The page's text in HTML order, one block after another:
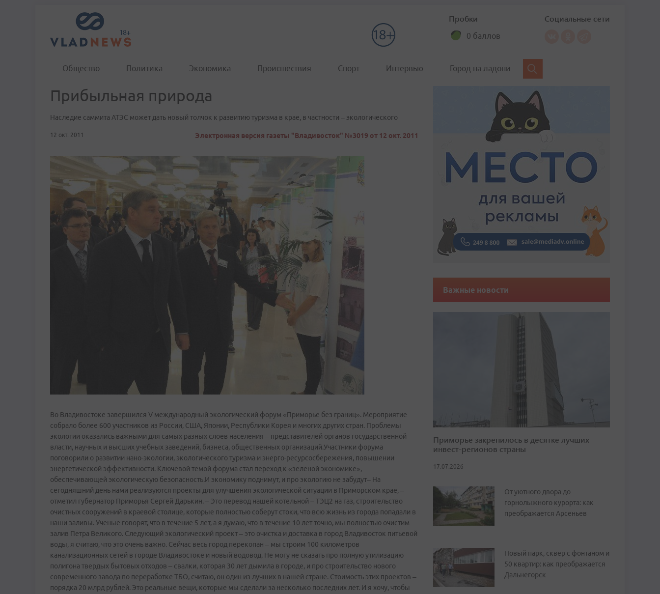
Пробки
0 баллов
Социальные сети
Общество Политика Экономика Происшествия Спорт Интервью Город на ладони
Прибыльная природа
Наследие саммита АТЭС может дать новый толчок к развитию туризма в крае, в частности – экологического
12 окт. 2011 Электронная версия газеты "Владивосток" №3019 от 12 окт. 2011
Во Владивостоке завершился V международный экологический форум «Приморье без границ». Мероприятие
собрало более 600 участников из России, США, Японии, Республики Корея и многих других стран. Проблемы
экологии оказались важными для самых разных слоев населения – представителей органов государственной
власти, научных и высших учебных заведений, бизнеса, общественных организаций.Участники форума
поговорили о развитии нано-экологии, экологического туризма и энерго-ресурсосбережения, повышении
энергетической эффективности. Ключевой темой форума стал переход к «зеленой экономике»,
обеспечивающей экологическую безопасность.И экономику поднимут, и про экологию не забудут– На
сегодняшний день нами реализуются проекты для улучшения экологической ситуации в Приморском крае, –
отметил губернатор Приморья Сергей Дарькин. – Это перевод нашей котельной – ТЭЦ2 на газ, строительство
очистных сооружений в краевой столице, которые полностью соберут стоки, что всю жизнь из города попадали в
наши заливы. Ученые говорят, что в течение 5 лет, а я думаю, что в течение 10 лет точно, мы полностью очистим
залив Петра Великого. Следующий экологический проект – это очистка и доставка в город Владивосток питьевой
воды, я считаю, что это очень важно. Сейчас весь город перекопан – мы строим 100 километров
канализационных сетей в городе Владивостоке и новый водовод. Не могу не сказать про полную утилизацию
полигона твердых бытовых отходов – свалки, которая 30 лет дымила в городе, и про строительство нового
современного завода по переработке ТБО, считаю, он один из лучших в нашей стране. Стоимость этих проектов –
порядка 20 млрд рублей. Это реальные вещи, которые мы сделали за несколько последних лет. И я хочу, чтобы
Важные новости
Приморье закрепилось в десятке лучших
инвест-регионов страны
17.07.2026
От уютного двора до
горнолыжного курорта: как
преображается Арсеньев
Новый парк, сквер с фонтаном и
50 квартир: как преображается
Дальнегорск